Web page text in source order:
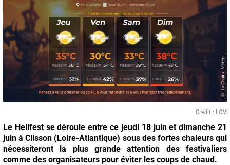
Crédit : LCM
Le Hellfest se déroule entre ce jeudi 18 juin et dimanche 21
juin à Clisson (Loire-Atlantique) sous des fortes chaleurs qui
nécessiteront la plus grande attention des festivaliers
comme des organisateurs pour éviter les coups de chaud.